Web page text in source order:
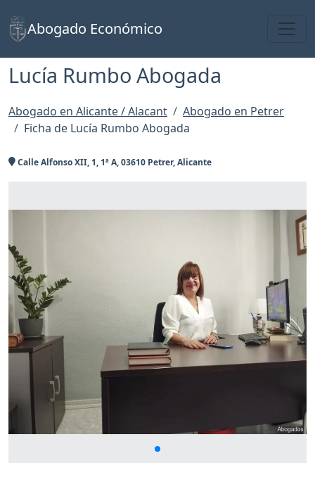
Abogado Económico
Lucía Rumbo Abogada
Abogado en Alicante / Alacant
Abogado en Petrer
Ficha de Lucía Rumbo Abogada
Calle Alfonso XII, 1, 1ª A, 03610 Petrer, Alicante